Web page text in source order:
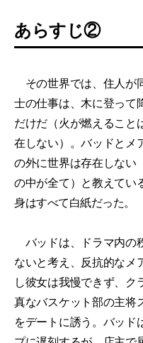
あらすじ②
その世界では、住人が
士の仕事は、木に登って
だけだ（火が燃えること
在しない）。バッドとメ
の外に世界は存在しない
の中が全て）と教えてい
身はすべて白紙だった。
バッドは、ドラマ内の
ないと考え、反抗的なメ
し彼女は我慢できず、ク
真なバスケット部の主将
をデートに誘う。バッド